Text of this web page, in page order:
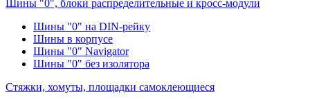
Шины "0", блоки распределительные и кросс-модули
Шины "0" на DIN-рейку
Шины в корпусе
Шины "0" Navigator
Шины "0" без изолятора
Стяжки, хомуты, площадки самоклеющиеся